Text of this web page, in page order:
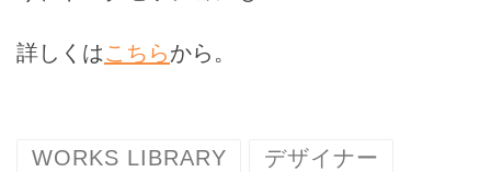
詳しくはこちらから。
WORKS LIBRARY デザイナー